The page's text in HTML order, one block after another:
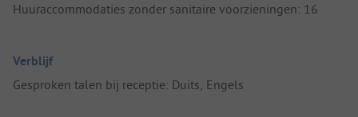
Huuraccommodaties zonder sanitaire voorzieningen: 16
Verblijf
Gesproken talen bij receptie: Duits, Engels